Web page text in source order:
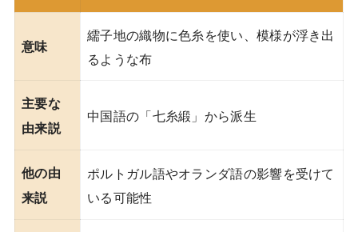
意味
繻子地の織物に色糸を使い、模様が浮き出
るような布
主要な
由来説
中国語の「七糸緞」から派生
他の由
来説
ポルトガル語やオランダ語の影響を受けて
いる可能性